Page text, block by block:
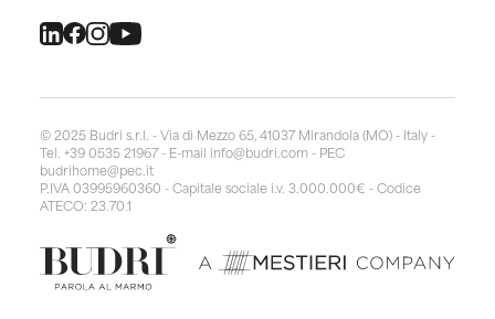
© 2025 Budri s.r.l. - Via di Mezzo 65, 41037 Mirandola (MO) - Italy -
Tel. +39 0535 21967 - E-mail info@budri.com - PEC
budrihome@pec.it
P.IVA 03995960360 - Capitale sociale i.v. 3.000.000€ - Codice
ATECO: 23.70.1